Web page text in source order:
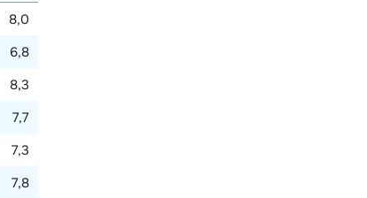
8,0
6,8
8,3
7,7
7,3
7,8